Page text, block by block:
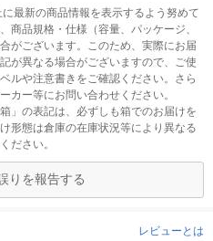
最新の商品情報を表示するよう努めて
商品規格・仕様（容量、パッケージ、
がございます。このため、実際にお届
が異なる場合がございますので、ご使
ルや注意書きをご確認ください。さら
カー等にお問い合わせください。
」の表記は、必ずしも箱でのお届けを
形態は倉庫の在庫状況等により異なる
ださい。
りを報告する
レビューとは